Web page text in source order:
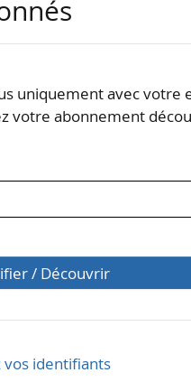
uniquement avec votre
votre abonnement
/ Découvrir
vos identifiants